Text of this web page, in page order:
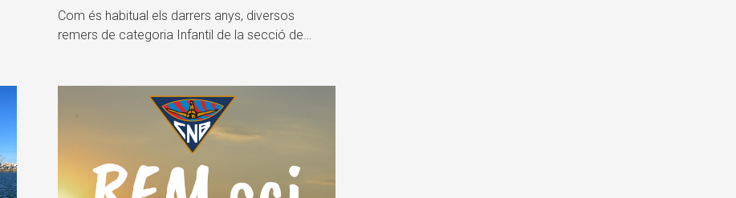
Com és habitual els darrers anys, diversos
remers de categoria Infantil de la secció de…